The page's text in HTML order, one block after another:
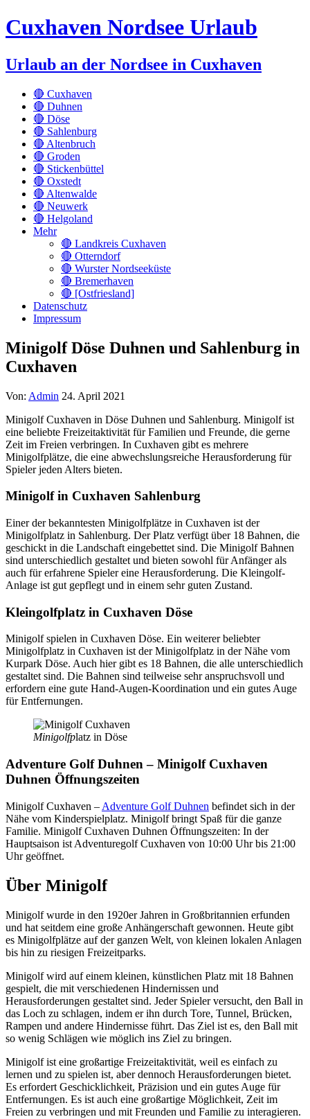
Cuxhaven Nordsee Urlaub
Urlaub an der Nordsee in Cuxhaven
🔴 Cuxhaven
🔴 Duhnen
🔴 Döse
🔴 Sahlenburg
🔴 Altenbruch
🔴 Groden
🔴 Stickenbüttel
🔴 Oxstedt
🔴 Altenwalde
🔴 Neuwerk
🔴 Helgoland
Mehr
🔴 Landkreis Cuxhaven
🔴 Otterndorf
🔴 Wurster Nordseeküste
🔴 Bremerhaven
🔴 [Ostfriesland]
Datenschutz
Impressum
Minigolf Döse Duhnen und Sahlenburg in
Cuxhaven
Von: Admin 24. April 2021
Minigolf Cuxhaven in Döse Duhnen und Sahlenburg. Minigolf ist
eine beliebte Freizeitaktivität für Familien und Freunde, die gerne
Zeit im Freien verbringen. In Cuxhaven gibt es mehrere
Minigolfplätze, die eine abwechslungsreiche Herausforderung für
Spieler jeden Alters bieten.
Minigolf in Cuxhaven Sahlenburg
Einer der bekanntesten Minigolfplätze in Cuxhaven ist der
Minigolfplatz in Sahlenburg. Der Platz verfügt über 18 Bahnen, die
geschickt in die Landschaft eingebettet sind. Die Minigolf Bahnen
sind unterschiedlich gestaltet und bieten sowohl für Anfänger als
auch für erfahrene Spieler eine Herausforderung. Die Kleingolf-
Anlage ist gut gepflegt und in einem sehr guten Zustand.
Kleingolfplatz in Cuxhaven Döse
Minigolf spielen in Cuxhaven Döse. Ein weiterer beliebter
Minigolfplatz in Cuxhaven ist der Minigolfplatz in der Nähe vom
Kurpark Döse. Auch hier gibt es 18 Bahnen, die alle unterschiedlich
gestaltet sind. Die Bahnen sind teilweise sehr anspruchsvoll und
erfordern eine gute Hand-Augen-Koordination und ein gutes Auge
für Entfernungen.
Minigolfplatz in Döse
Adventure Golf Duhnen – Minigolf Cuxhaven
Duhnen Öffnungszeiten
Minigolf Cuxhaven – Adventure Golf Duhnen befindet sich in der
Nähe vom Kinderspielplatz. Minigolf bringt Spaß für die ganze
Familie. Minigolf Cuxhaven Duhnen Öffnungszeiten: In der
Hauptsaison ist Adventuregolf Cuxhaven von 10:00 Uhr bis 21:00
Uhr geöffnet.
Über Minigolf
Minigolf wurde in den 1920er Jahren in Großbritannien erfunden
und hat seitdem eine große Anhängerschaft gewonnen. Heute gibt
es Minigolfplätze auf der ganzen Welt, von kleinen lokalen Anlagen
bis hin zu riesigen Freizeitparks.
Minigolf wird auf einem kleinen, künstlichen Platz mit 18 Bahnen
gespielt, die mit verschiedenen Hindernissen und
Herausforderungen gestaltet sind. Jeder Spieler versucht, den Ball in
das Loch zu schlagen, indem er ihn durch Tore, Tunnel, Brücken,
Rampen und andere Hindernisse führt. Das Ziel ist es, den Ball mit
so wenig Schlägen wie möglich ins Ziel zu bringen.
Minigolf ist eine großartige Freizeitaktivität, weil es einfach zu
lernen und zu spielen ist, aber dennoch Herausforderungen bietet.
Es erfordert Geschicklichkeit, Präzision und ein gutes Auge für
Entfernungen. Es ist auch eine großartige Möglichkeit, Zeit im
Freien zu verbringen und mit Freunden und Familie zu interagieren.